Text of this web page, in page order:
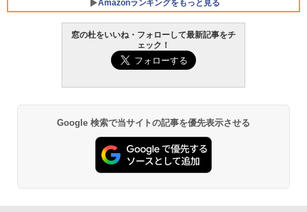
VWK3E15W_AZ
￥139,880
Amazonランキングをもっと見る
生成AIパスポート公式テキスト 第４版
AIイラスト表現辞典: 思い通りの絵を引き
出す プロンプトの言葉 AI画像生成シリー
ズ (はぴーイラストLabo)
Amazon Kindle - 目に優しい、かさばら
ない、大きな画面で読みやすい、6週間持
し
￥16,980
Kindle Paperwhite シグニチャーエディ
窓の杜をいいね・フォローして最新記事をチ
ェック！
Google 検索で当サイトの記事を優先表示させる